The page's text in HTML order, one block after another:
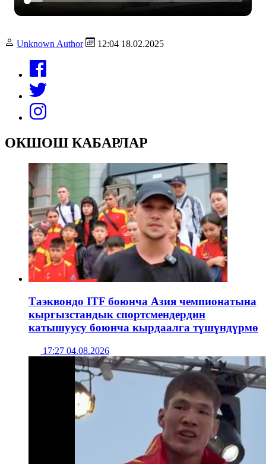
Unknown Author 12:04 18.02.2025
ОКШОШ КАБАРЛАР
Таэквондо ITF боюнча Азия чемпионатына
кыргызстандык спортсмендердин
катышуусу боюнча кырдаалга түшүндүрмө
17:27 04.08.2026